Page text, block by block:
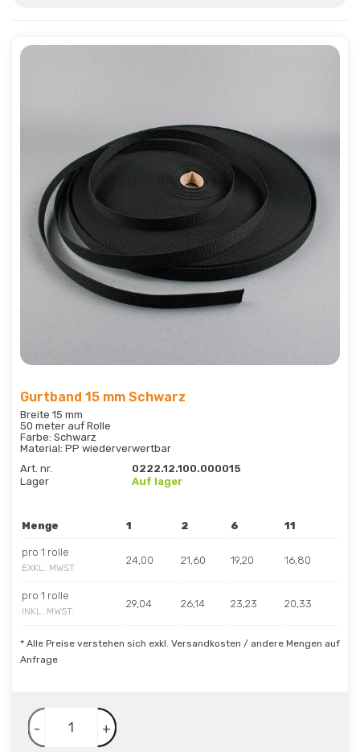
Gurtband 15 mm Schwarz
Breite 15 mm
50 meter auf Rolle
Farbe: Schwarz
Material: PP wiederverwertbar
Art. nr.
0222.12.100.000015
Lager
Auf lager
Menge 1 2 6 11
pro 1 rolle
EXKL. MWST
24,00 21,60 19,20 16,80
pro 1 rolle
INKL. MWST.
29,04 26,14 23,23 20,33
* Alle Preise verstehen sich exkl. Versandkosten / andere Mengen auf
Anfrage
- +